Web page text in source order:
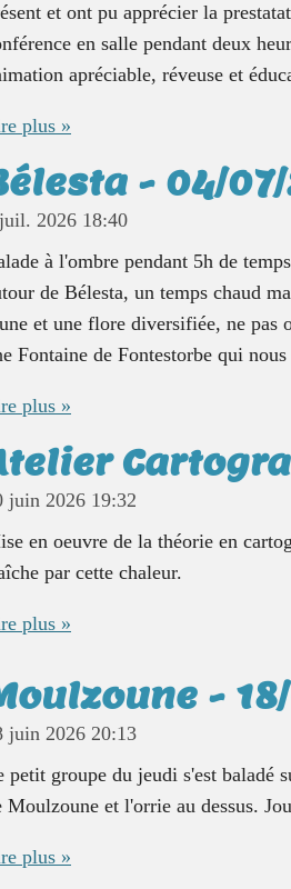
et ont pu apprécier la
en salle pendant deux
apréciable, réveuse et
plus »
- 04/
2026 18:40
à l'ombre pendant 5h de
de Bélesta, un temps chaud
et une flore diversifiée, ne
Fontaine de Fontestorbe qui
plus »
juin 2026 19:32
en oeuvre de la théorie en
par cette chaleur.
plus »
-
juin 2026 20:13
petit groupe du jeudi s'est baladé
Moulzoune et l'orrie au dessus.
plus »